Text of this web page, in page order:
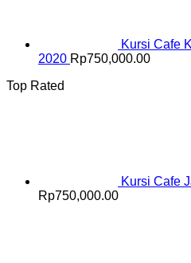
Kursi Cafe
2020 Rp750,000.00
Top Rated
Kursi Cafe
Rp750,000.00